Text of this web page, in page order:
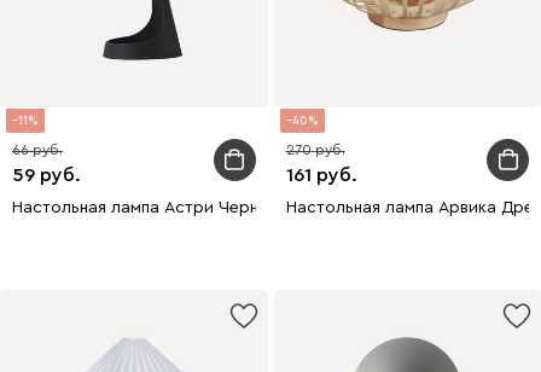
11
59
66
Настольная лампа Астри Черный
40
161
270
Настольная лампа Арвика